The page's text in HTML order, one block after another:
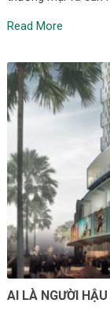
Read More
AI LÀ NGƯỜI